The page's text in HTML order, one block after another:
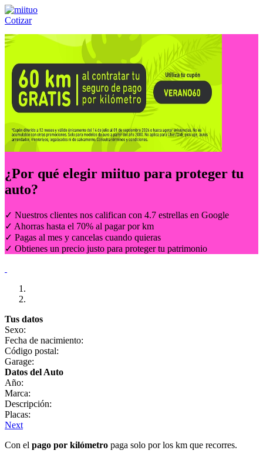
Cotizar
Llámanos al:(55) 84-21-05-00 ó
¿Por qué elegir miituo para proteger tu
auto?
✓ Nuestros clientes nos califican con 4.7 estrellas en Google
✓ Ahorras hasta el 70% al pagar por km
✓ Pagas al mes y cancelas cuando quieras
✓ Obtienes un precio justo para proteger tu patrimonio
Tus datos
Sexo:
Fecha de nacimiento:
Código postal:
Garage:
Datos del Auto
Año:
Marca:
Descripción:
Placas:
Next
Con el pago por kilómetro paga solo por los km que recorres.